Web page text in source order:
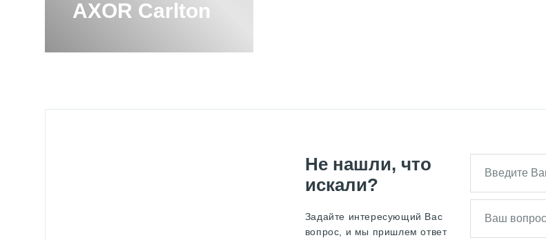
AXOR Carlton
Не нашли, что
искали?
Задайте интересующий Вас
вопрос, и мы пришлем ответ